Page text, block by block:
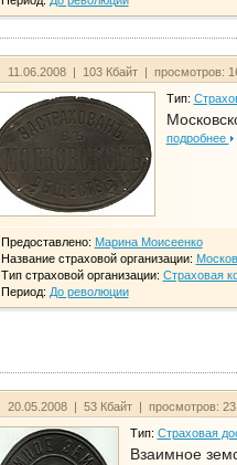
11.06.2008 | 103 Кбайт | просмотров:
Тип:
подробнее
Предоставлено: Марина Моисеенко
Название страховой организации:
Тип страховой организации: Страховая
Период: До революции
20.05.2008 | 53 Кбайт | просмотров:
Тип: Страховая
Взаимное